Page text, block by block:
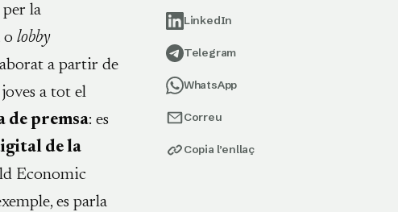
per la
o lobby
a partir de
a tot el
de premsa: es
de la
Economic
es parla
LinkedIn
Telegram
WhatsApp
Correu
Copia l’enllaç